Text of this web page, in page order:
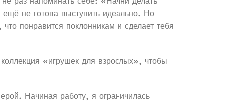
не готова выступить идеально. Но
понравится поклонникам и сделает тебя
«игрушек для взрослых», чтобы
Начиная работу, я ограничилась